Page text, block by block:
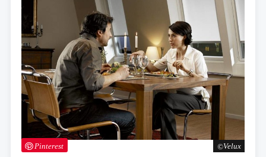
Velux
Pinterest